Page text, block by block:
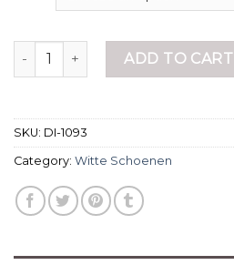
witte schoenen quantityADD TO CART
SKU: DI-1093
Category: Witte Schoenen